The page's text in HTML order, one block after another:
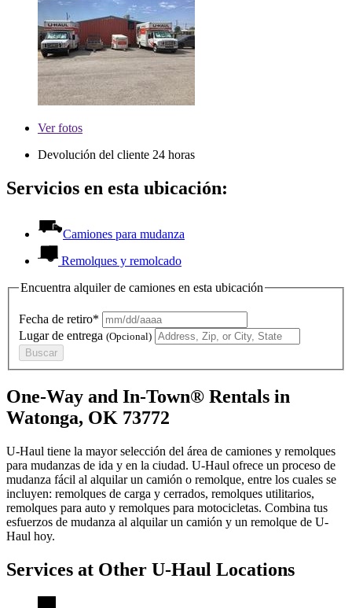
Verfotos
Devolución del cliente 24 horas
Servicios en esta ubicación:
Camiones para mudanza
Remolques y remolcado
Encuentra alquiler de camiones en esta ubicación
Fecha de retiro*
Lugar de entrega (Opcional)
Buscar
One-Way and In-Town® Rentals in
Watonga, OK 73772
U-Haul tiene la mayor selección del área de camiones y remolques
para mudanzas de ida y en la ciudad. U-Haul ofrece un proceso de
mudanza fácil al alquilar un camión o remolque, entre los cuales se
incluyen: remolques de carga y cerrados, remolques utilitarios,
remolques para auto y remolques para motocicletas. Combina tus
esfuerzos de mudanza al alquilar un camión y un remolque de U-
Haul hoy.
Services at Other U-Haul Locations